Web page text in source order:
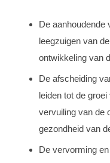
De aanhoudende
leegzuigen van
ontwikkeling van
De afscheiding
leiden tot de
vervuiling van de
gezondheid van
De vervorming